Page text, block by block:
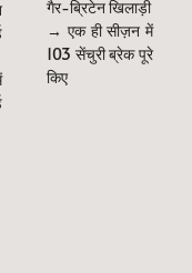
गैर-ब्रिटेन खिलाड़ी
→ एक ही सीज़न में
103 सेंचुरी ब्रेक पूरे
किए